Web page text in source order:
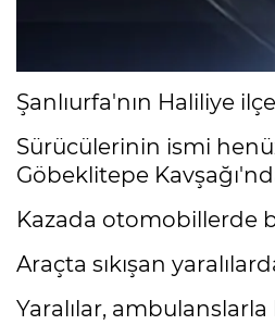
Şanlıurfa'nın Haliliye
Sürücülerinin ismi
Göbeklitepe
Kazada otomobillerde
Araçta sıkışan
Yaralılar,